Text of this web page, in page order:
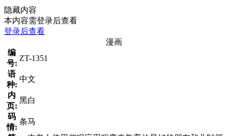
隐藏内容
本内容需登录后查看
登录后查看
漫画
编
号:
ZT-1351
语
种:
中文
内
页:
黑白
码
情:
条马